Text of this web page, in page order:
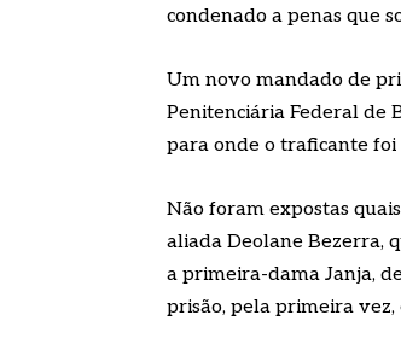
condenado a penas que
Um novo mandado de
Penitenciária Federal de
para onde o traficante foi
Não foram expostas
aliada Deolane Bezerra,
a primeira-dama Janja,
prisão, pela primeira